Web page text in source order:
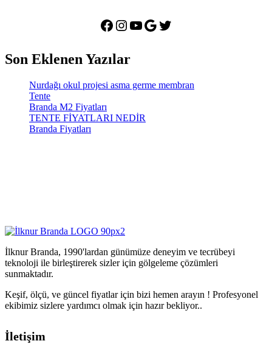
Facebook
Instagram
YouTube
Google
Twitter
Son Eklenen Yazılar
Nurdağı okul projesi asma germe membran
Tente
Branda M2 Fiyatları
TENTE FİYATLARI NEDİR
Branda Fiyatları
İlknur Branda, 1990'lardan günümüze deneyim ve tecrübeyi
teknoloji ile birleştirerek sizler için gölgeleme çözümleri
sunmaktadır.
Keşif, ölçü, ve güncel fiyatlar için bizi hemen arayın ! Profesyonel
ekibimiz sizlere yardımcı olmak için hazır bekliyor..
İletişim